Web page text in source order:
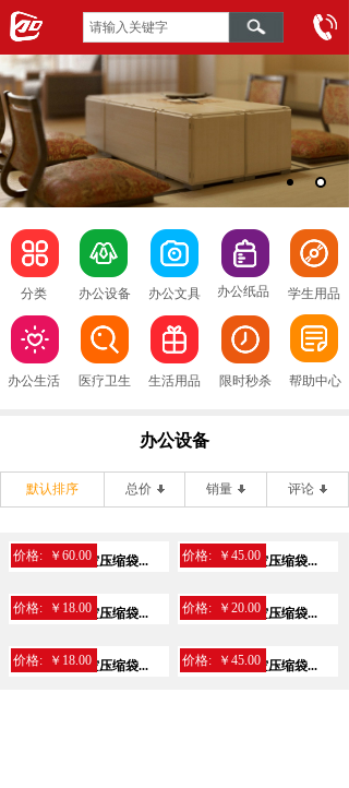
分类 办公设备 办公文具 办公纸品 学生用品
限时秒杀 帮助中心
办公生活 生活用品
医疗卫生
办公设备
默认排序 总价 销量 评论
得力14929真空压缩袋...
价格: ￥60.00 得力14928真空压缩袋...
价格: ￥45.00
得力14927真空压缩袋...
价格: ￥18.00 得力14926真空压缩袋...
价格: ￥20.00
得力14925真空压缩袋...
价格: ￥18.00 得力14924真空压缩袋...
价格: ￥45.00